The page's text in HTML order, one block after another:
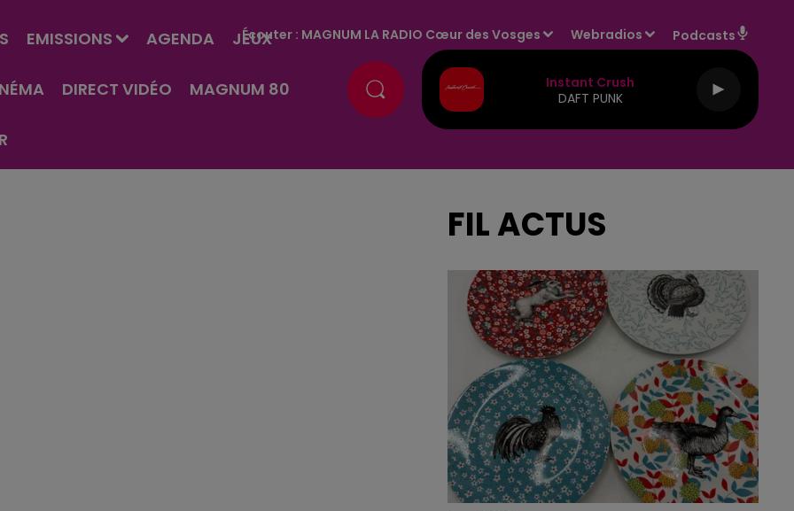
EMISSIONS AGENDA JEUX
DIRECT VIDÉO MAGNUM 80
Écouter : MAGNUM LA RADIO Cœur des Vosges Webradios Podcasts
Instant Crush
DAFT PUNK
FIL ACTUS